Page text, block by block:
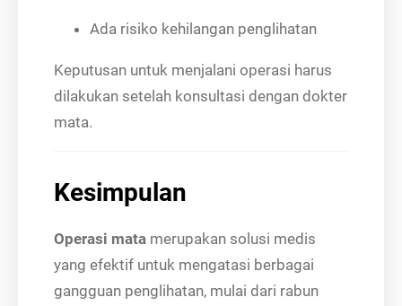
Ada risiko kehilangan penglihatan
Keputusan untuk menjalani operasi harus
dilakukan setelah konsultasi dengan dokter
mata.
Kesimpulan
Operasi mata merupakan solusi medis
yang efektif untuk mengatasi berbagai
gangguan penglihatan, mulai dari rabun